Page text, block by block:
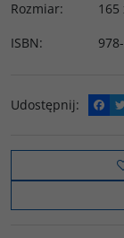
Rozmiar:
165
ISBN:
Udostępnij:
F
a
e
o
k
t
t